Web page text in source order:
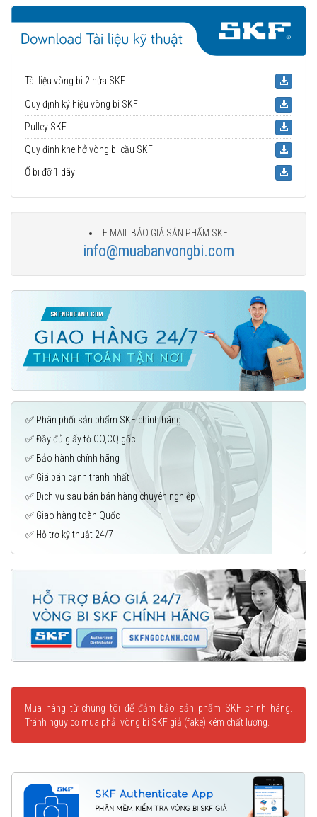
Tài liệu vòng bi 2 nửa SKF
Quy định ký hiệu vòng bi SKF
Pulley SKF
Quy định khe hở vòng bi cầu SKF
Ổ bi đỡ 1 dãy
E MAIL BÁO GIÁ SẢN PHẨM SKF
info@muabanvongbi.com
✅ Phân phối sản phẩm SKF chính hãng
✅ Đầy đủ giấy tờ CO,CQ gốc
✅ Bảo hành chính hãng
✅ Giá bán cạnh tranh nhất
✅ Dịch vụ sau bán bán hàng chuyên nghiệp
✅ Giao hàng toàn Quốc
✅ Hỗ trợ kỹ thuật 24/7
Mua hàng từ chúng tôi để đảm bảo sản phẩm SKF chính hãng.
Tránh nguy cơ mua phải vòng bi SKF giả (fake) kém chất lượng.